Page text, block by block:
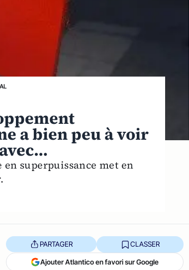
a bien peu à voir
en superpuissance met en
PARTAGER CLASSER
Ajouter Atlantico en favori sur Google